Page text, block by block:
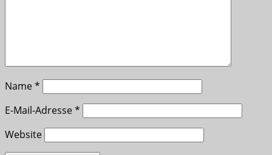
Name*
E-Mail-Adresse*
Website